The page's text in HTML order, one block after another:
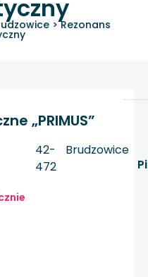
>Rezonans
„PRIMUS”
42-
472
Brudzowice